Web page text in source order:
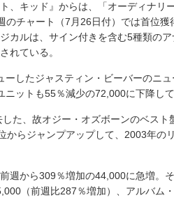
、キッド』からは、「オーディナリ
のチャート（7月26日付）では首位
カルは、サイン付きを含む5種類の
れている。
したジャスティン・ビーバーのニュ
ットも55％減少の72,000に下降して
た、故オジー・オズボーンのベスト
からジャンプアップして、2003年の
週から309％増加の44,000に急増。
（前週比287％増加）、アルバム